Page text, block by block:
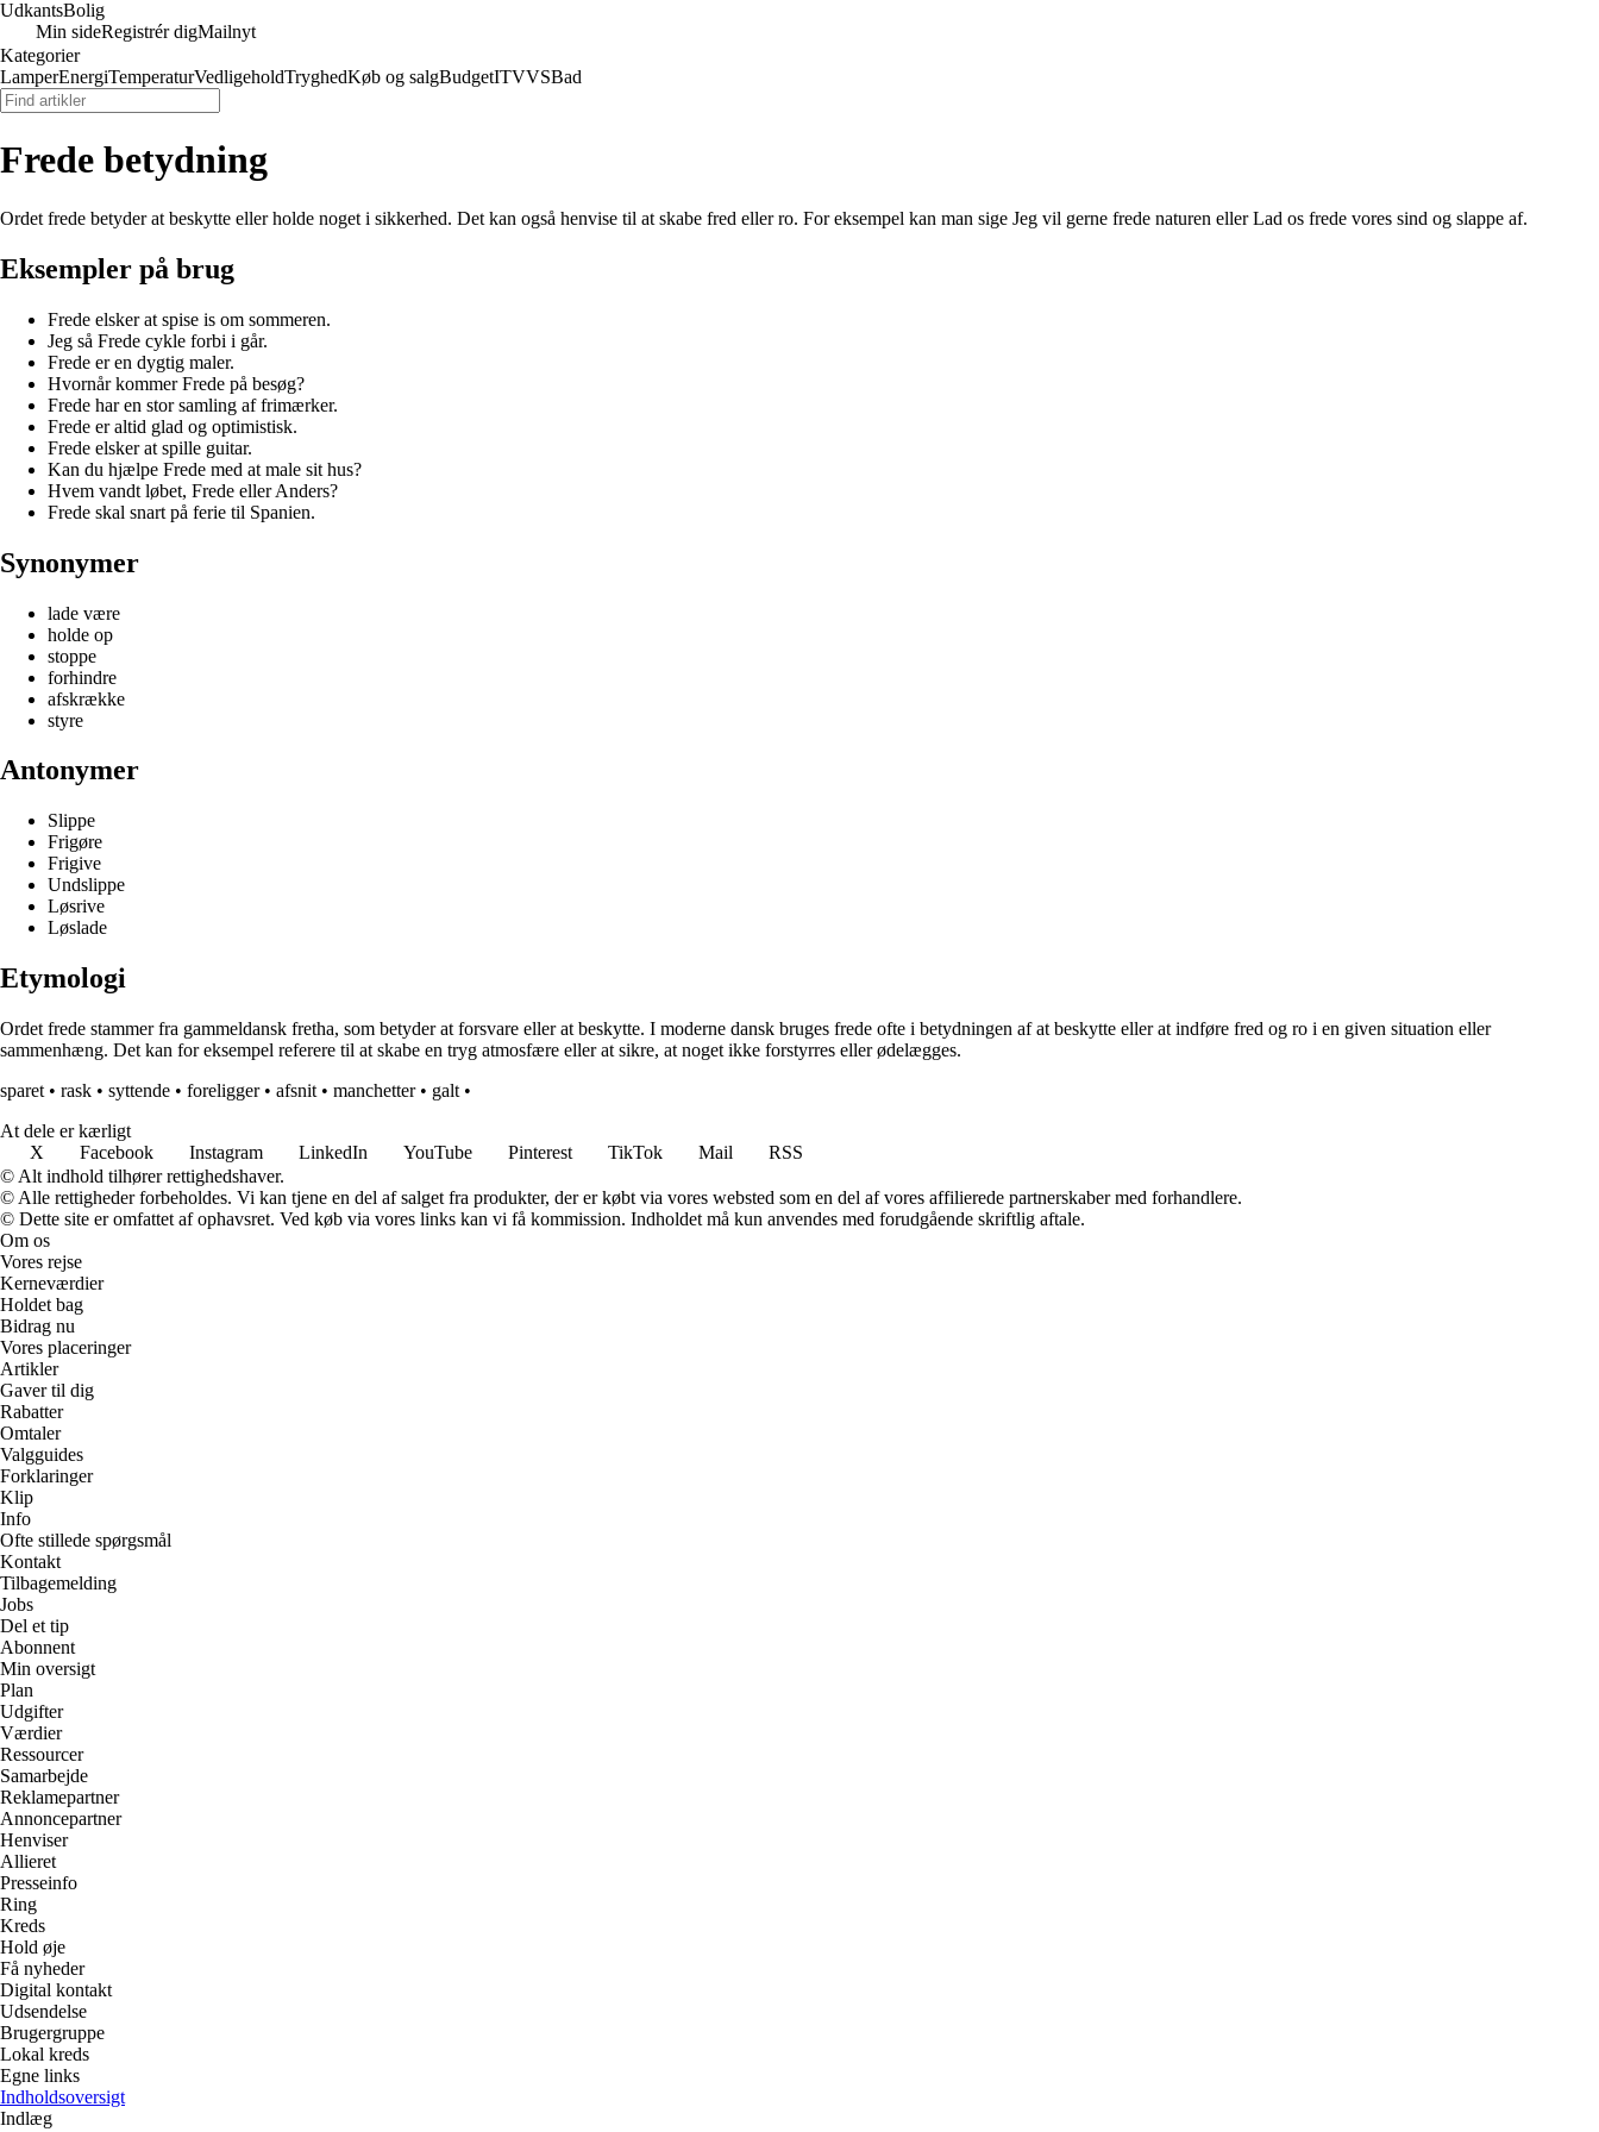
UdkantsBolig
Min sideRegistrér digMailnyt
Kategorier
LamperEnergiTemperaturVedligeholdTryghedKøb og salgBudgetITVVSBad
Frede betydning
Ordet frede betyder at beskytte eller holde noget i sikkerhed. Det kan også henvise til at skabe fred eller ro. For eksempel kan man sige Jeg vil gerne frede naturen eller Lad os frede vores sind og slappe af.
Eksempler på brug
Frede elsker at spise is om sommeren.
Jeg så Frede cykle forbi i går.
Frede er en dygtig maler.
Hvornår kommer Frede på besøg?
Frede har en stor samling af frimærker.
Frede er altid glad og optimistisk.
Frede elsker at spille guitar.
Kan du hjælpe Frede med at male sit hus?
Hvem vandt løbet, Frede eller Anders?
Frede skal snart på ferie til Spanien.
Synonymer
lade være
holde op
stoppe
forhindre
afskrække
styre
Antonymer
Slippe
Frigøre
Frigive
Undslippe
Løsrive
Løslade
Etymologi
Ordet frede stammer fra gammeldansk fretha, som betyder at forsvare eller at beskytte. I moderne dansk bruges frede ofte i betydningen af at beskytte eller at indføre fred og ro i en given situation eller
sammenhæng. Det kan for eksempel referere til at skabe en tryg atmosfære eller at sikre, at noget ikke forstyrres eller ødelægges.
sparet • rask • syttende • foreligger• afsnit • manchetter• galt •
At dele er kærligt
X
Facebook Instagram LinkedIn YouTube Pinterest TikTok Mail
RSS
© Alt indhold tilhører rettighedshaver.
© Alle rettigheder forbeholdes. Vi kan tjene en del af salget fra produkter, der er købt via vores websted som en del af vores affilierede partnerskaber med forhandlere.
© Dette site er omfattet af ophavsret. Ved køb via vores links kan vi få kommission. Indholdet må kun anvendes med forudgående skriftlig aftale.
Om os
Vores rejse
Kerneværdier
Holdet bag
Bidrag nu
Vores placeringer
Artikler
Gaver til dig
Rabatter
Omtaler
Valgguides
Forklaringer
Klip
Info
Ofte stillede spørgsmål
Kontakt
Tilbagemelding
Jobs
Del et tip
Abonnent
Min oversigt
Plan
Udgifter
Værdier
Ressourcer
Samarbejde
Reklamepartner
Annoncepartner
Henviser
Allieret
Presseinfo
Ring
Kreds
Hold øje
Få nyheder
Digital kontakt
Udsendelse
Brugergruppe
Lokal kreds
Egne links
Indholdsoversigt
Indlæg